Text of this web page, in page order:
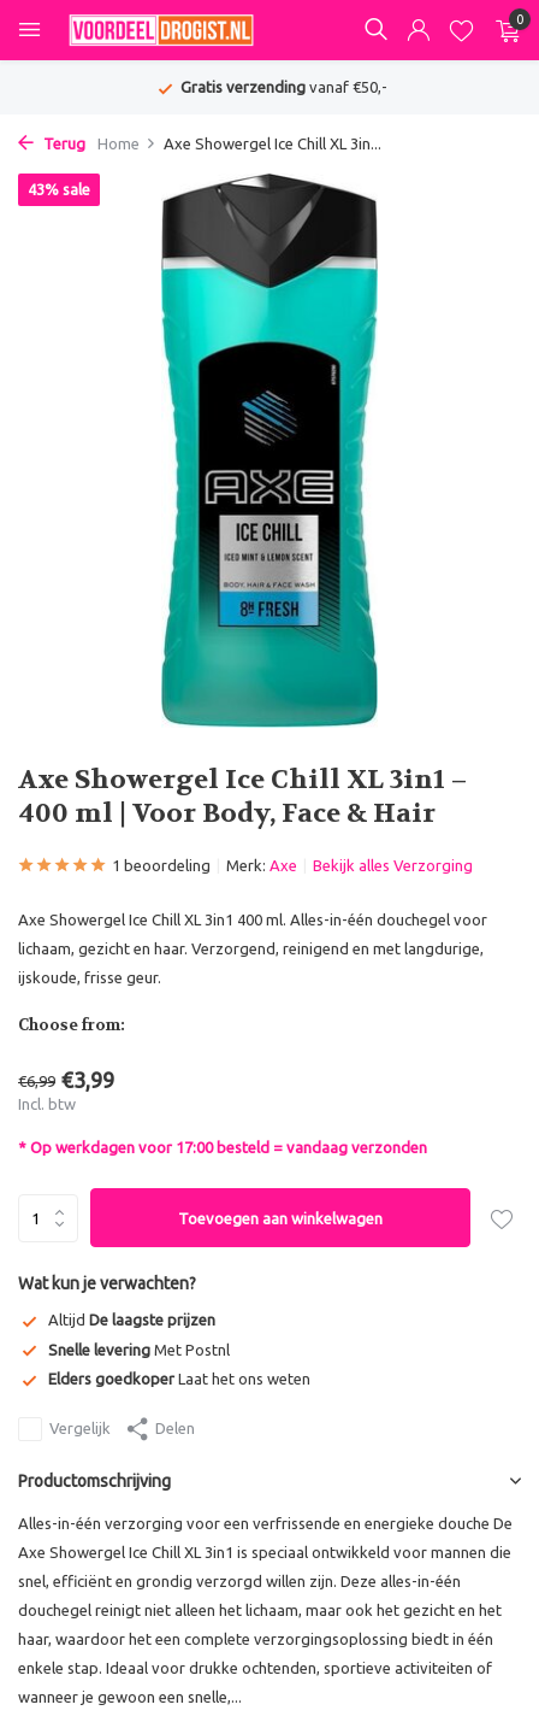
0
Gratis verzendingvanaf €50,-
Terug Home Axe Showergel Ice Chill XL 3in...
Axe Showergel Ice Chill XL 3in1 –
400 ml | Voor Body, Face & Hair
43% sale
1 beoordeling Merk: Axe Bekijk alles Verzorging
Axe Showergel Ice Chill XL 3in1 400 ml. Alles-in-één douchegel voor
lichaam, gezicht en haar. Verzorgend, reinigend en met langdurige,
ijskoude, frisse geur.
Choose from:
€6,99 €3,99
Incl. btw
* Op werkdagen voor 17:00 besteld = vandaag verzonden
Toevoegen aan winkelwagen
Wat kun je verwachten?
Altijd De laagste prijzen
Snelle levering Met Postnl
Elders goedkoper Laat het ons weten
Vergelijk Delen
Productomschrijving
Alles-in-één verzorging voor een verfrissende en energieke douche De
Axe Showergel Ice Chill XL 3in1 is speciaal ontwikkeld voor mannen die
snel, efficiënt en grondig verzorgd willen zijn. Deze alles-in-één
douchegel reinigt niet alleen het lichaam, maar ook het gezicht en het
haar, waardoor het een complete verzorgingsoplossing biedt in één
enkele stap. Ideaal voor drukke ochtenden, sportieve activiteiten of
wanneer je gewoon een snelle,...